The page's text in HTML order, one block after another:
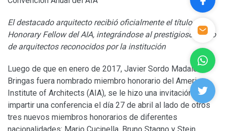
El destacado arquitecto recibió oficialmente el título de
Honorary Fellow del AIA, integrándose al prestigioso grupo
de arquitectos reconocidos por la institución
Luego de que en enero de 2017, Javier Sordo Madaleno
Bringas fuera nombrado miembro honorario del American
Institute of Architects (AIA), se le hizo una invitación para
impartir una conferencia el día 27 de abril al lado de otros
tres nuevos miembros honorarios de diferentes